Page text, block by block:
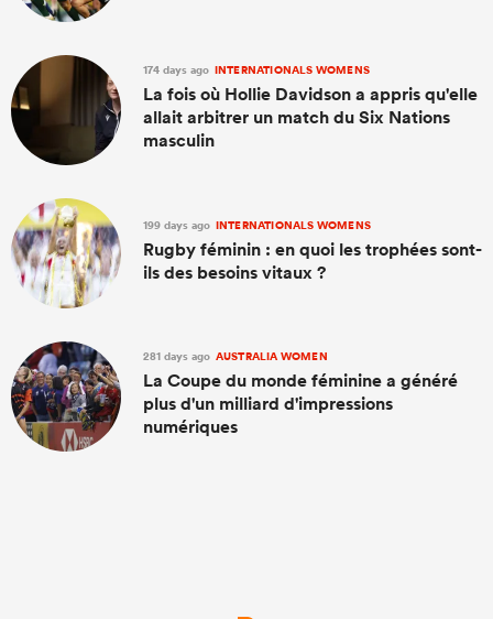
174 days ago INTERNATIONALS WOMENS
La fois où Hollie Davidson a appris qu'elle
allait arbitrer un match du Six Nations
masculin
199 days ago INTERNATIONALS WOMENS
Rugby féminin : en quoi les trophées sont-
ils des besoins vitaux ?
281 days ago AUSTRALIA WOMEN
La Coupe du monde féminine a généré
plus d'un milliard d'impressions
numériques